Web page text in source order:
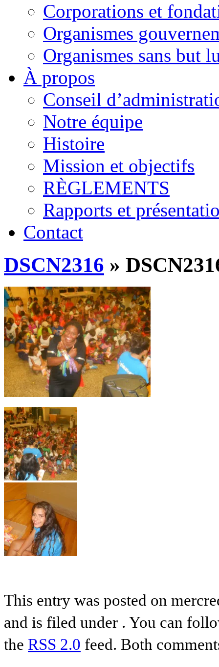
Corporations et
Organismes
Organismes sans but
À propos
Conseil
Notre équipe
Histoire
Mission et objectifs
RÈGLEMENTS
Rapports et
Contact
DSCN2316 »
This entry was posted on
and is filed under . You can
the RSS 2.0 feed. Both